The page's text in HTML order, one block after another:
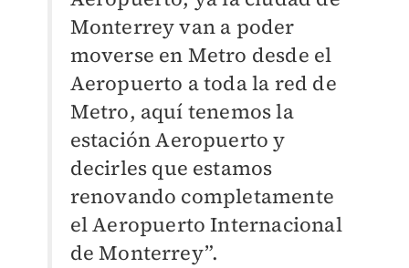
Monterrey van a poder
moverse en Metro desde el
Aeropuerto a toda la red de
Metro, aquí tenemos la
estación Aeropuerto y
decirles que estamos
renovando completamente
el Aeropuerto Internacional
de Monterrey”.